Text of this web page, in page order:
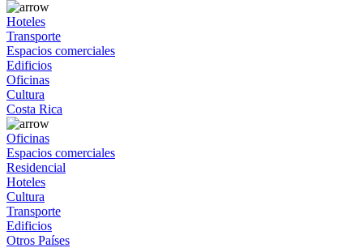
Hoteles
Transporte
Espacios comerciales
Edificios
Oficinas
Cultura
Costa Rica
Oficinas
Espacios comerciales
Residencial
Hoteles
Cultura
Transporte
Edificios
Otros Países